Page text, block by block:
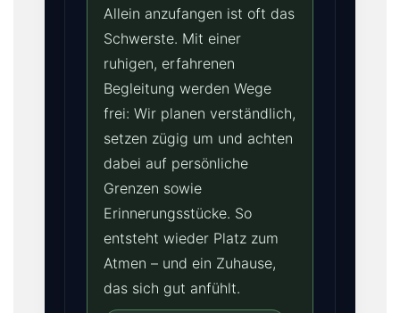
Allein anzufangen ist oft das
Schwerste. Mit einer
ruhigen, erfahrenen
Begleitung werden Wege
frei: Wir planen verständlich,
setzen zügig um und achten
dabei auf persönliche
Grenzen sowie
Erinnerungsstücke. So
entsteht wieder Platz zum
Atmen – und ein Zuhause,
das sich gut anfühlt.